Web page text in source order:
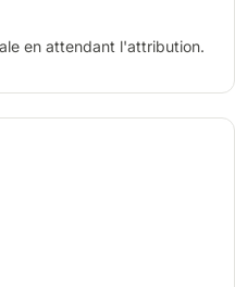
en attendant l'attribution.